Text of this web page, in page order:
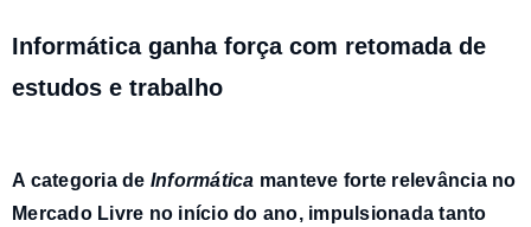
Informática ganha força com retomada de
estudos e trabalho
A categoria de Informática manteve forte relevância no
Mercado Livre no início do ano, impulsionada tanto